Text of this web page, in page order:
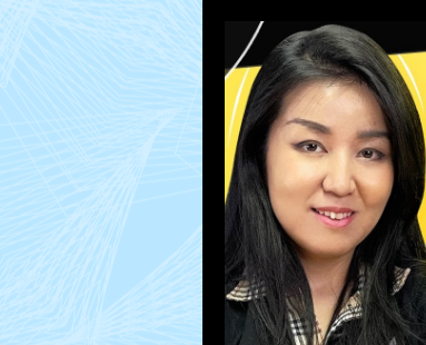
Mac Pro Apple Watch
MacUp Studio Repair Jobs